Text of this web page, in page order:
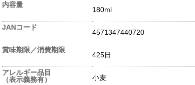
内容量
180ml
JANコード
4571347440720
賞味期限／消費期限
425日
アレルギー品目
（表示義務有）
小麦